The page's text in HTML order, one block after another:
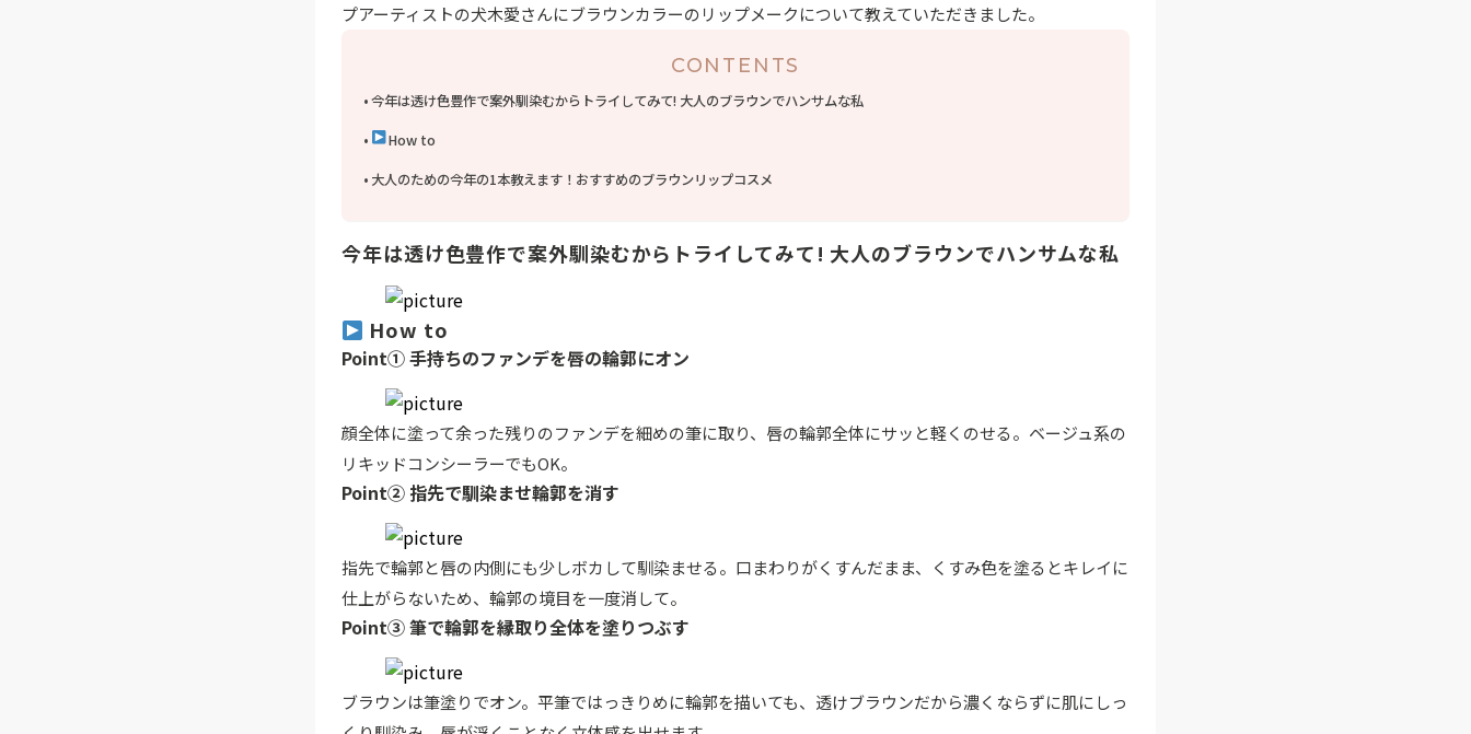
プアーティストの犬木愛さんにブラウンカラーのリップメークについて教えていただきました。
CONTENTS
今年は透け色豊作で案外馴染むからトライしてみて! 大人のブラウンでハンサムな私
How to
大人のための今年の1本教えます！おすすめのブラウンリップコスメ
今年は透け色豊作で案外馴染むからトライしてみて! 大人のブラウンでハンサムな私
How to
Point① 手持ちのファンデを唇の輪郭にオン
顔全体に塗って余った残りのファンデを細めの筆に取り、唇の輪郭全体にサッと軽くのせる。ベージュ系の
リキッドコンシーラーでもOK。
Point② 指先で馴染ませ輪郭を消す
指先で輪郭と唇の内側にも少しボカして馴染ませる。口まわりがくすんだまま、くすみ色を塗るとキレイに
仕上がらないため、輪郭の境目を一度消して。
Point③ 筆で輪郭を縁取り全体を塗りつぶす
ブラウンは筆塗りでオン。平筆ではっきりめに輪郭を描いても、透けブラウンだから濃くならずに肌にしっ